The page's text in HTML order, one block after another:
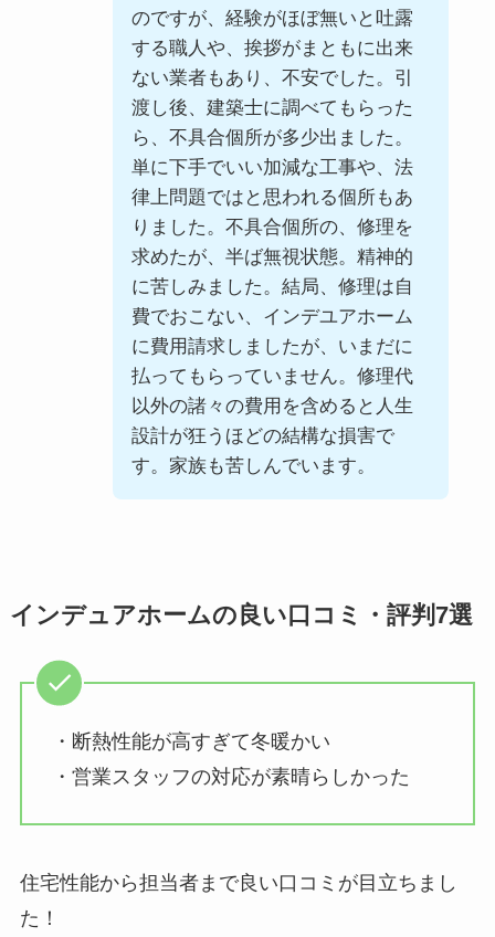
のですが、経験がほぼ無いと吐露
する職人や、挨拶がまともに出来
ない業者もあり、不安でした。引
渡し後、建築士に調べてもらった
ら、不具合個所が多少出ました。
単に下手でいい加減な工事や、法
律上問題ではと思われる個所もあ
りました。不具合個所の、修理を
求めたが、半ば無視状態。精神的
に苦しみました。結局、修理は自
費でおこない、インデユアホーム
に費用請求しましたが、いまだに
払ってもらっていません。修理代
以外の諸々の費用を含めると人生
設計が狂うほどの結構な損害で
す。家族も苦しんでいます。
インデュアホームの良い口コミ・評判7選
・断熱性能が高すぎて冬暖かい
・営業スタッフの対応が素晴らしかった
住宅性能から担当者まで良い口コミが目立ちまし
た！